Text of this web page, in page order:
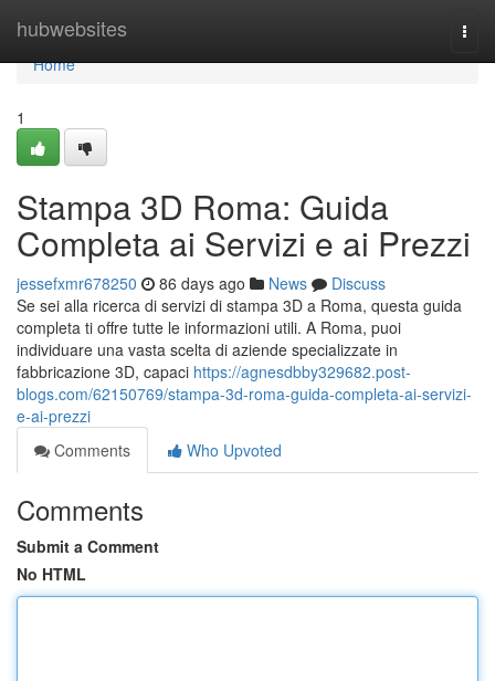
hubwebsites
Home
Home
1
Stampa 3D Roma: Guida
Completa ai Servizi e ai Prezzi
jessefxmr678250 86 days ago News
Discuss
Se sei alla ricerca di servizi di stampa 3D a Roma, questa guida
completa ti offre tutte le informazioni utili. A Roma, puoi
individuare una vasta scelta di aziende specializzate in
fabbricazione 3D, capaci https://agnesdbby329682.post-
blogs.com/62150769/stampa-3d-roma-guida-completa-ai-servizi-
e-ai-prezzi
Comments
Who Upvoted
Comments
Submit a Comment
No HTML